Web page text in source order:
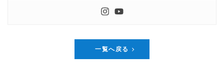
一覧へ戻る